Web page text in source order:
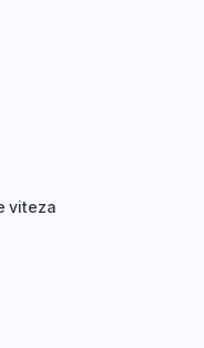
viteza